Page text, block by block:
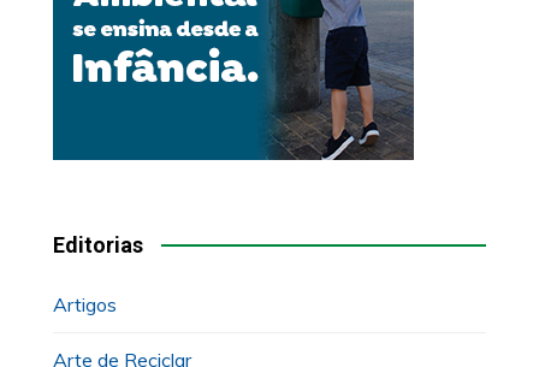
Editorias
Artigos
Arte de Reciclar